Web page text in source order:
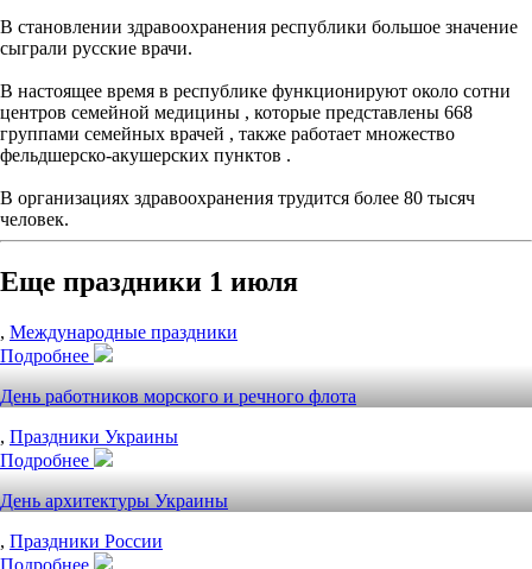
В становлении здравоохранения республики большое значение
сыграли русские врачи.
В настоящее время в республике функционируют около сотни
центров семейной медицины , которые представлены 668
группами семейных врачей , также работает множество
фельдшерско-акушерских пунктов .
В организациях здравоохранения трудится более 80 тысяч
человек.
Еще праздники 1 июля
, Международные праздники
Подробнее
День работников морского и речного флота
, Праздники Украины
Подробнее
День архитектуры Украины
, Праздники России
Подробнее